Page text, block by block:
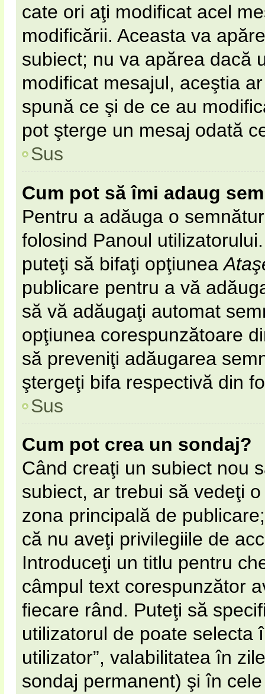
cate ori aţi modificat acel
modificării. Aceasta va
subiect; nu va apărea dacă
modificat mesajul, aceştia
spună ce şi de ce au
pot şterge un mesaj odată
Sus
Cum pot să îmi adaug
Pentru a adăuga o
folosind Panoul
puteţi să bifaţi opţiunea
publicare pentru a vă
să vă adăugaţi automat
opţiunea corespunzătoare
să preveniţi adăugarea
ştergeţi bifa respectivă din
Sus
Cum pot crea un sondaj?
Când creaţi un subiect nou
subiect, ar trebui să vedeţi
zona principală de
că nu aveţi privilegiile de
Introduceţi un titlu pentru
câmpul text corespunzător
fiecare rând. Puteţi să
utilizatorul de poate selecta
utilizator”, valabilitatea în
sondaj permanent) şi în